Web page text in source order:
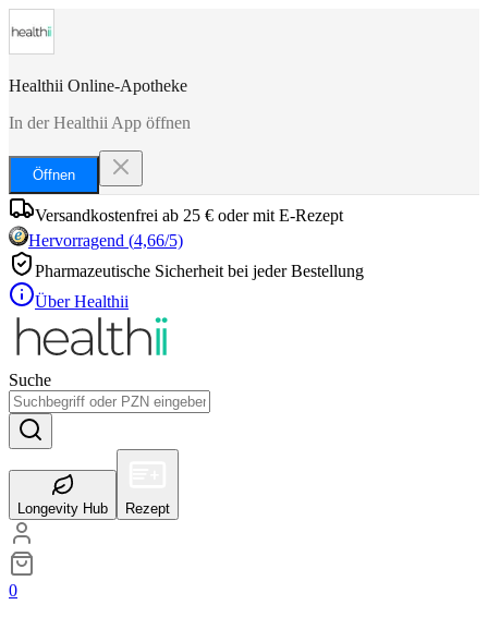
Healthii Online-Apotheke
In der Healthii App öffnen
Öffnen
Versandkostenfrei ab 25 € oder mit E-Rezept
Hervorragend (4,66/5)
Pharmazeutische Sicherheit bei jeder Bestellung
Über Healthii
Suche
Longevity Hub Rezept
0